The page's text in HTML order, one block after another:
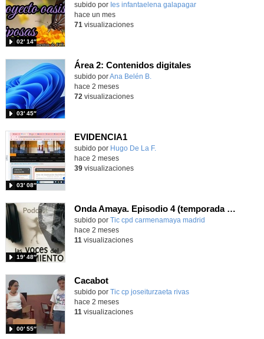
subido por Ies infantaelena galapagar
02′ 14″
-
hace un mes
71 visualizaciones
Área 2: Contenidos digitales
Contenido educativo.
subido porAna Belén B.
03′ 45″
hace 2 meses
72 visualizaciones
EVIDENCIA1
subido por Hugo De La F.
03′ 08″
hace 2 meses
39visualizaciones
Onda Amaya. Episodio 4 (temporada 2): "La Capitana"
Contenido educativo.
subido por Tic cpd carmenamaya madrid
19′ 48″
hace 2 meses
11 visualizaciones
Cacabot
Contenido educativo.
subido por Tic cp joseiturzaeta rivas
00′ 55″
-
hace 2 meses
11 visualizaciones